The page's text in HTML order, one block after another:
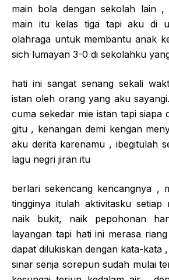
main bola dengan sekolah lain ,
main itu kelas tiga tapi aku di
olahraga untuk membantu anak
sich lumayan 3-0 di sekolahku
hati ini sangat senang sekali
istan oleh orang yang aku
cuma sekedar mie istan tapi siapa
gitu , kenangan demi kengan
aku derita karenamu , ibegitulah
lagu negri jiran itu
berlari sekencang kencangnya ,
tingginya itulah aktivitasku setiap
naik bukit, naik pepohonan
layangan tapi hati ini merasa
dapat dilukiskan dengan kata-kata ,
sinar senja sorepun sudah mulai